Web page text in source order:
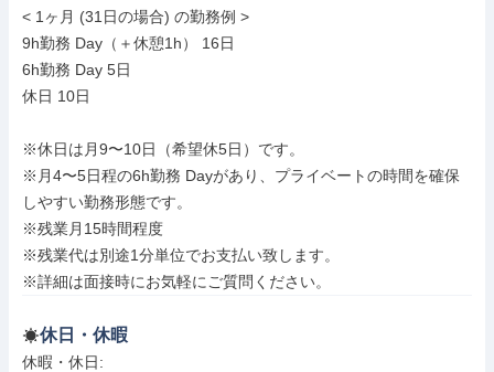
< 1ヶ月 (31日の場合) の勤務例 >
9h勤務 Day（＋休憩1h） 16日
6h勤務 Day 5日
休日 10日
※休日は月9〜10日（希望休5日）です。
※月4〜5日程の6h勤務 Dayがあり、プライベートの時間を確保
しやすい勤務形態です。
※残業月15時間程度
※残業代は別途1分単位でお支払い致します。
※詳細は面接時にお気軽にご質問ください。
休日・休暇
休暇・休日: